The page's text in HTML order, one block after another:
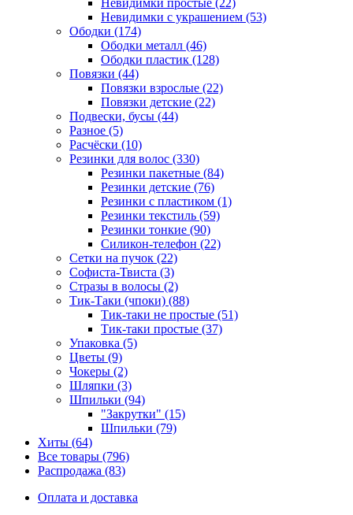
Невидимки с украшением (53)
Ободки (174)
Ободки металл (46)
Ободки пластик (128)
Повязки (44)
Повязки взрослые (22)
Повязки детские (22)
Подвески, бусы (44)
Разное (5)
Расчёски (10)
Резинки для волос (330)
Резинки пакетные (84)
Резинки детские (76)
Резинки с пластиком (1)
Резинки текстиль (59)
Резинки тонкие (90)
Силикон-телефон (22)
Сетки на пучок (22)
Софиста-Твиста (3)
Стразы в волосы (2)
Тик-Таки (чпоки) (88)
Тик-таки не простые (51)
Тик-таки простые (37)
Упаковка (5)
Цветы (9)
Чокеры (2)
Шляпки (3)
Шпильки (94)
"Закрутки" (15)
Шпильки (79)
Хиты (64)
Все товары (796)
Распродажа (83)
Оплата и доставка